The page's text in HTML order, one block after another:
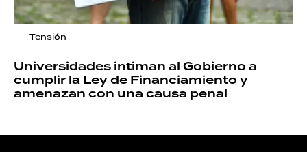
Tensión
Universidades intiman al Gobierno a
cumplir la Ley de Financiamiento y
amenazan con una causa penal